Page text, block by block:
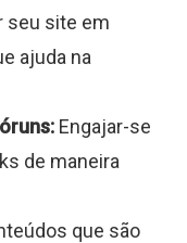
seu site em
ajuda na
Engajar-se
de maneira
que são